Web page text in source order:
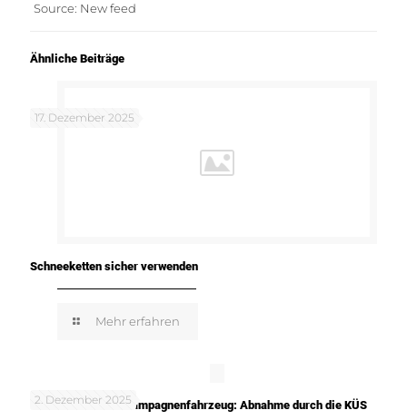
Source: New feed
Ähnliche Beiträge
17. Dezember 2025
Schneeketten sicher verwenden
Mehr erfahren
2. Dezember 2025
TUNE IT! SAFE! – Kampagnenfahrzeug: Abnahme durch die KÜS